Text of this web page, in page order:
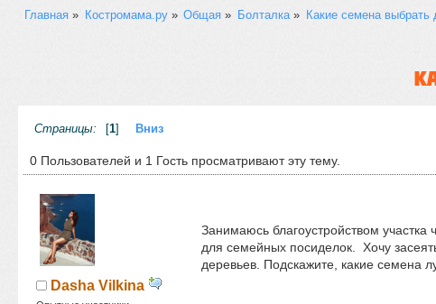
Главная » Костромама.ру» Общая » Болталка» Какие семена выбрать
Страницы: 1 Вниз
0 Пользователей и 1 Гость просматривают эту тему.
Dasha Vilkina
Занимаюсь благоустройством
для семейных посиделок. Хочу
деревьев. Подскажите, какие семена